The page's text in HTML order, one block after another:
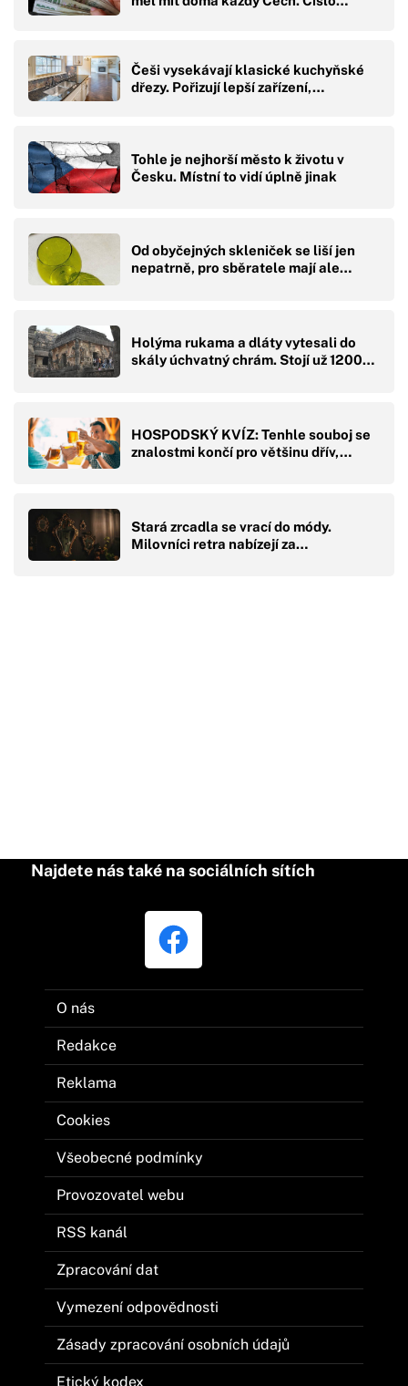
Češi vysekávají klasické kuchyňské
dřezy. Pořizují lepší zařízení,…
Tohle je nejhorší město k životu v
Česku. Místní to vidí úplně jinak
Od obyčejných skleniček se liší jen
nepatrně, pro sběratele mají ale…
Holýma rukama a dláty vytesali do
skály úchvatný chrám. Stojí už 1200…
HOSPODSKÝ KVÍZ: Tenhle souboj se
znalostmi končí pro většinu dřív,…
Stará zrcadla se vrací do módy.
Milovníci retra nabízejí za…
Najdete nás také na sociálních sítích
O nás
Redakce
Reklama
Cookies
Všeobecné podmínky
Provozovatel webu
RSS kanál
Zpracování dat
Vymezení odpovědnosti
Zásady zpracování osobních údajů
Etický kodex